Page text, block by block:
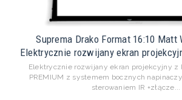
Suprema Drako Format 16:10 Matt
Elektrycznie rozwijany ekran
Elektrycznie rozwijany ekran projekcyjny z
PREMIUM z systemem bocznych
sterowaniem IR +złącze...